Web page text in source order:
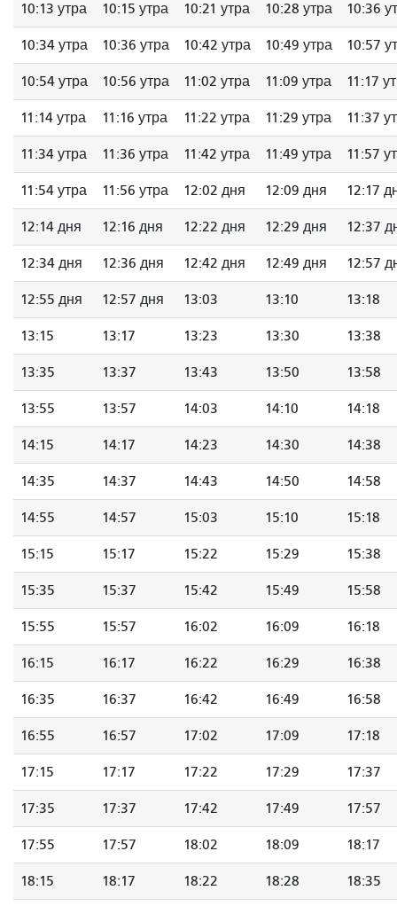
10:13 утра 10:15 утра 10:21 утра 10:28 утра 10:36
10:34 утра 10:36 утра 10:42 утра 10:49 утра 10:57
10:54 утра 10:56 утра 11:02 утра 11:09 утра 11:17
11:14 утра 11:16 утра 11:22 утра 11:29 утра 11:37
11:34 утра 11:36 утра 11:42 утра 11:49 утра 11:57
11:54 утра 11:56 утра 12:02 дня 12:09 дня 12:17
12:14 дня 12:16 дня 12:22 дня 12:29 дня 12:37
12:34 дня 12:36 дня 12:42 дня 12:49 дня 12:57
12:55 дня 12:57 дня 13:03 13:10 13:18
13:15 13:17 13:23 13:30 13:38
13:35 13:37 13:43 13:50 13:58
13:55 13:57 14:03 14:10 14:18
14:15 14:17 14:23 14:30 14:38
14:35 14:37 14:43 14:50 14:58
14:55 14:57 15:03 15:10 15:18
15:15 15:17 15:22 15:29 15:38
15:35 15:37 15:42 15:49 15:58
15:55 15:57 16:02 16:09 16:18
16:15 16:17 16:22 16:29 16:38
16:35 16:37 16:42 16:49 16:58
16:55 16:57 17:02 17:09 17:18
17:15 17:17 17:22 17:29 17:37
17:35 17:37 17:42 17:49 17:57
17:55 17:57 18:02 18:09 18:17
18:15 18:17 18:22 18:28 18:35